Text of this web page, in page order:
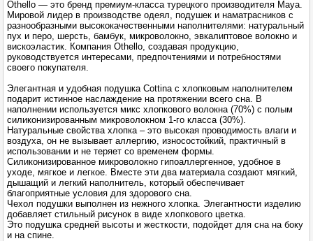
Othello — это бренд премиум-класса турецкого производителя Maya.
Мировой лидер в производстве одеял, подушек и наматрасников с
разнообразными высококачественными наполнителями: натуральный
пух и перо, шерсть, бамбук, микроволокно, эвкалиптовое волокно и
вискоэластик. Компания Othello, создавая продукцию,
руководствуется интересами, предпочтениями и потребностями
своего покупателя.
Элегантная и удобная подушка Cottina с хлопковым наполнителем
подарит истинное наслаждение на протяжении всего сна. В
наполнении используется микс хлопкового волокна (70%) с полым
силиконизированным микроволокном 1-го класса (30%).
Натуральные свойства хлопка – это высокая проводимость влаги и
воздуха, он не вызывает аллергию, износостойкий, практичный в
использовании и не теряет со временем формы.
Силиконизированное микроволокно гипоаллергенное, удобное в
уходе, мягкое и легкое. Вместе эти два материала создают мягкий,
дышащий и легкий наполнитель, который обеспечивает
благоприятные условия для здорового сна.
Чехол подушки выполнен из нежного хлопка. Элегантности изделию
добавляет стильный рисунок в виде хлопкового цветка.
Это подушка средней высоты и жесткости, подойдет для сна на боку
и на спине.